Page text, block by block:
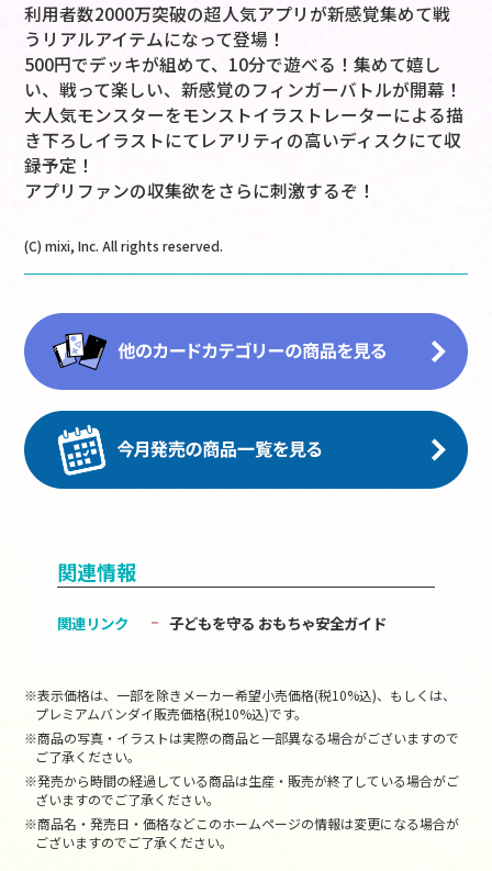
利用者数2000万突破の超人気アプリが新感覚集めて戦
うリアルアイテムになって登場！
500円でデッキが組めて、10分で遊べる！集めて嬉し
い、戦って楽しい、新感覚のフィンガーバトルが開幕！
大人気モンスターをモンストイラストレーターによる描
き下ろしイラストにてレアリティの高いディスクにて収
録予定！
アプリファンの収集欲をさらに刺激するぞ！
(C) mixi, Inc. All rights reserved.
関連情報
関連リンク 子どもを守る おもちゃ安全ガイド
※表示価格は、一部を除きメーカー希望小売価格(税10%込)、もしくは、
プレミアムバンダイ販売価格(税10%込)です。
※商品の写真・イラストは実際の商品と一部異なる場合がございますので
ご了承ください。
※発売から時間の経過している商品は生産・販売が終了している場合がご
ざいますのでご了承ください。
※商品名・発売日・価格などこのホームページの情報は変更になる場合が
ございますのでご了承ください。